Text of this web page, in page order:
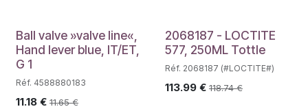
Ball valve »valve line«,
Hand lever blue, IT/ET,
G 1
Réf. 4588880183
11.18 € 11.65€
2068187 - LOCTITE
577, 250ML Tottle
Réf. 2068187 (#LOCTITE#)
113.99€ 118.74€